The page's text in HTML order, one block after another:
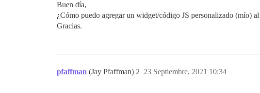
Buen día,
¿Cómo puedo agregar un widget/código JS personalizado (mío)
Gracias.
pfaffman (Jay Pfaffman) 23 Septiembre, 2021 10:34
2